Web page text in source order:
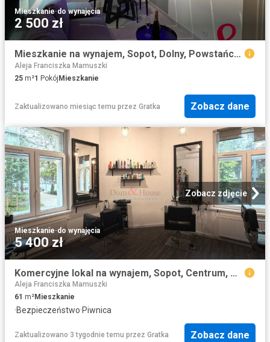
Mieszkanie·do wynajęcia
2 500 zł
Mieszkanie na wynajem, Sopot, Dolny, Powstańców Warszawy
Aleja Franciszka Mamuszki
25 m²1 PokójMieszkanie
Zaktualizowano miesiąc temu przez Gratka Zobacz dane
Zobacz zdjęcie
Mieszkanie·do wynajęcia
5 400 zł
Komercyjne lokal na wynajem, Sopot, Centrum, Niepodległości
Aleja Franciszka Mamuszki
61 m²Mieszkanie
·Bezpieczeństwo·Piwnica
Zaktualizowano 3 tygodnie temu przez Gratka Zobacz dane